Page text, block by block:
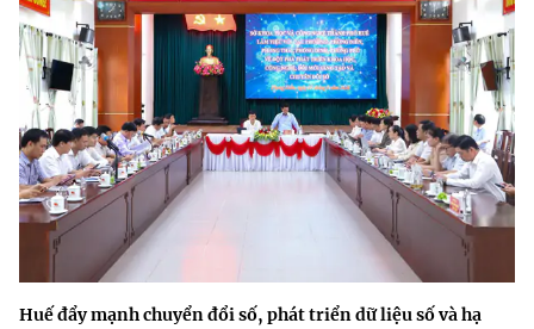
Huế đẩy mạnh chuyển đổi số, phát triển dữ liệu số và hạ